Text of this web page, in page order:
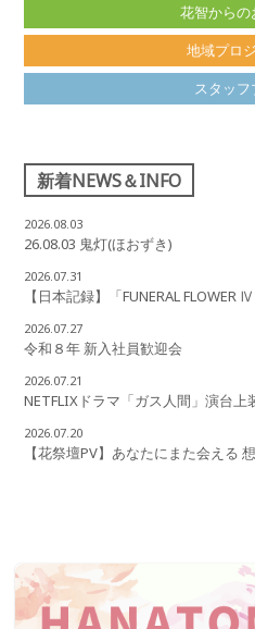
花智からの
地域プロ
スタッフ
新着NEWS＆INFO
2026.08.03
26.08.03 鬼灯(ほおずき)
2026.07.31
【日本記録】「FUNERAL
2026.07.27
令和８年 新入社員歓迎会
2026.07.21
NETFLIXドラマ「ガス人間」演台上
2026.07.20
【花祭壇PV】あなたにまた会える